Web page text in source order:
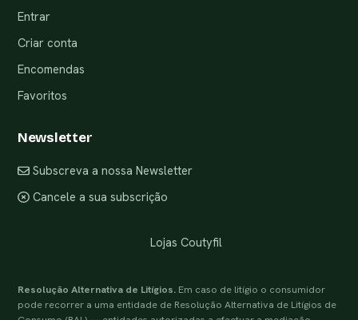
Entrar
Criar conta
Encomendas
Favoritos
Newsletter
Subscreva a nossa Newsletter
Cancele a sua subscrição
Lojas Coutyfil
Resolução Alternativa de Litígios. Em caso de litígio o consumidor
pode recorrer a uma entidade de Resolução Alternativa de Litígios de